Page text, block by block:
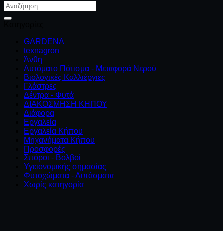
Αναζήτηση
για:
GARDENA
texnagron
Άνθη
Αυτόματο Πότισμα - Μεταφορά Νερού
Βιολογικές Καλλιέργιες
Γλάστρες
Δέντρα - Φυτά
ΔΙΑΚΟΣΜΗΣΗ ΚΗΠΟΥ
Διάφορα
Εργαλεία
Εργαλεία Κήπου
Μηχανήματα Κήπου
Προσφορές
Σπόροι - Βολβοί
Υγειονομικής σημασίας
Φυτοχώματα - Λιπάσματα
Χωρίς κατηγορία